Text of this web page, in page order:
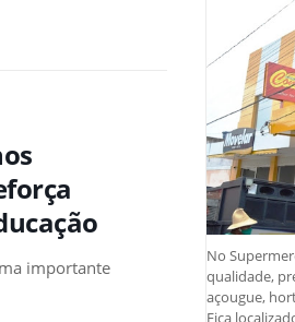
importante
No
qualidade,
açougue,
Fica